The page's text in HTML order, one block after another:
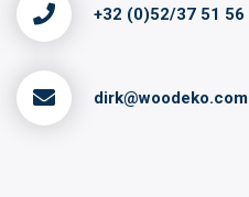
+32 (0)52/37 51 56
dirk@woodeko.com